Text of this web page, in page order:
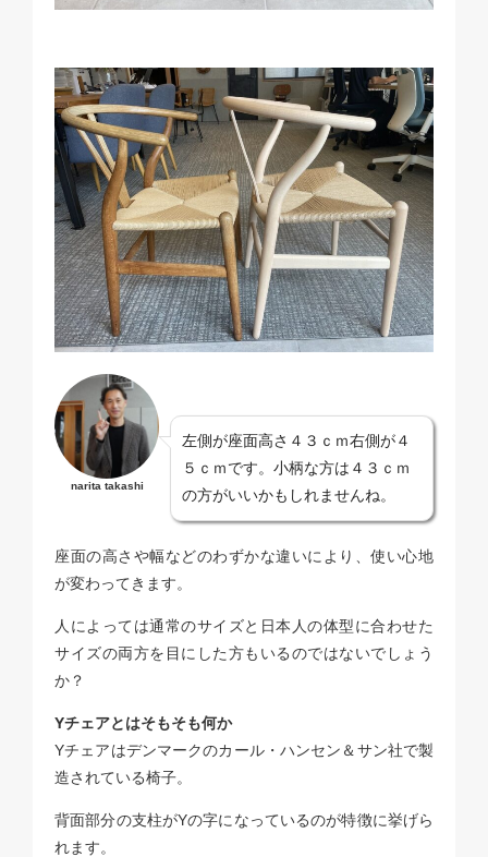
narita takashi
左側が座面高さ４３ｃｍ右側が４
５ｃｍです。小柄な方は４３ｃｍ
の方がいいかもしれませんね。
座面の高さや幅などのわずかな違いにより、使い心地
が変わってきます。
人によっては通常のサイズと日本人の体型に合わせた
サイズの両方を目にした方もいるのではないでしょう
か？
Yチェアとはそもそも何か
Yチェアはデンマークのカール・ハンセン＆サン社で製
造されている椅子。
背面部分の支柱がYの字になっているのが特徴に挙げら
れます。